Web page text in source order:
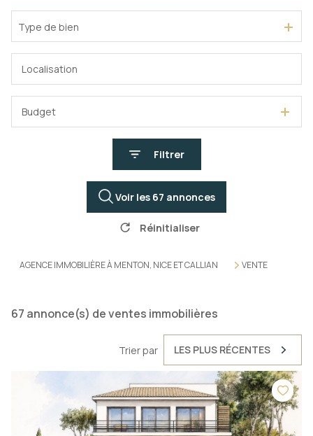
Type de bien
Budget
Filtrer
Voir les 67 annonces
Réinitialiser
AGENCE IMMOBILIÈRE À MENTON, NICE ET CALLIAN VENTE
67 annonce(s) de ventes immobilières
Trier par LES PLUS RÉCENTES